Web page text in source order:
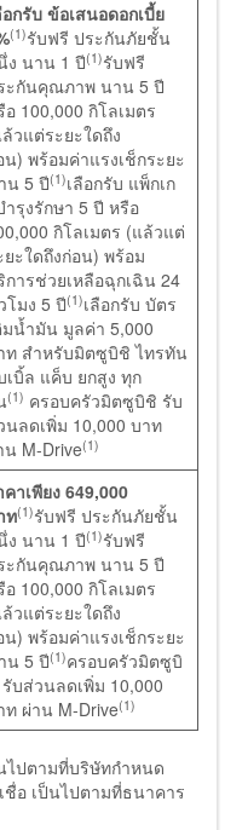
อกรับ ข้อเสนอดอกเบี้ย
(1)รับฟรี ประกันภัยชั้น
ง นาน 1 ปี(1)รับฟรี
ะกันคุณภาพ นาน 5 ปี
อ 100,000 กิโลเมตร
วแต่ระยะใดถึง
น) พร้อมค่าแรงเช็กระยะ
น 5 ปี(1)เลือกรับ แพ็กเก
ำรุงรักษา 5 ปี หรือ
กิโลเมตร (แล้วแต่
ยะใดถึงก่อน) พร้อม
การช่วยเหลือฉุกเฉิน 24
โมง 5 ปี(1)เลือกรับ บัตร
มน้ำมัน มูลค่า 5,000
ท สำหรับมิตซูบิชิ ไทรทัน
เบิ้ล แค็บ ยกสูง ทุก
(1) ครอบครัวมิตซูบิชิ รับ
นลดเพิ่ม 10,000 บาท
น M-Drive(1)
คาเพียง 649,000
ท(1)รับฟรี ประกันภัยชั้น
ง นาน 1 ปี(1)รับฟรี
ะกันคุณภาพ นาน 5 ปี
อ 100,000 กิโลเมตร
วแต่ระยะใดถึง
น) พร้อมค่าแรงเช็กระยะ
น 5 ปี(1)ครอบครัวมิตซูบิ
บส่วนลดเพิ่ม 10,000
ท ผ่าน M-Drive(1)
ไปตามที่บริษัทกำหนด
อ เป็นไปตามที่ธนาคาร